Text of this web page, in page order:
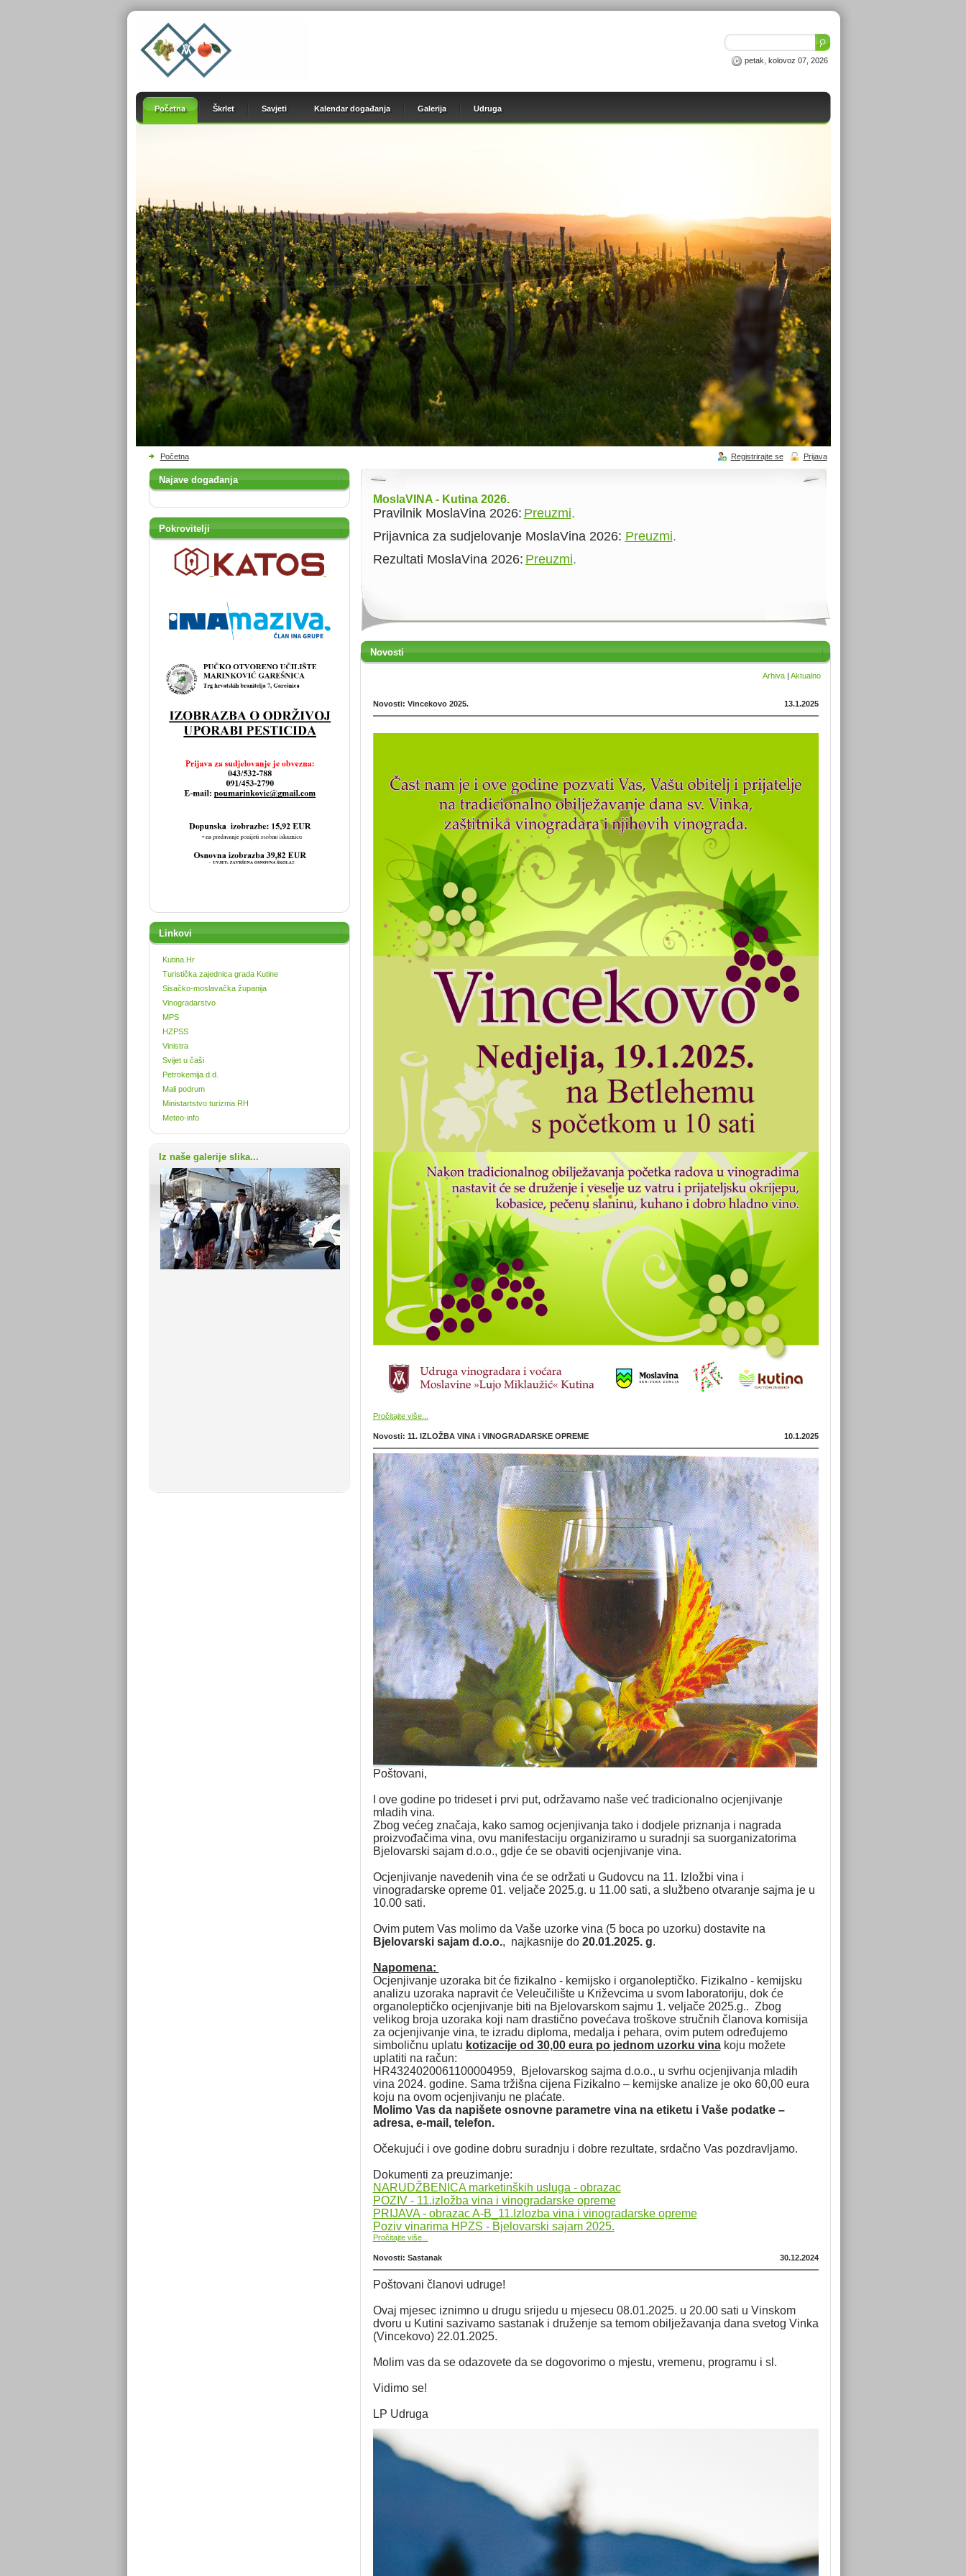
petak, kolovoz 07, 2026
Početna Škrlet Savjeti Kalendar događanja Galerija Udruga
Početna Prijava
Registrirajte se
Najave događanja
Pokrovitelji
Linkovi
Kutina.Hr
Turistička zajednica grada Kutine
Sisačko-moslavačka županija
Vinogradarstvo
MPS
HZPSS
Vinistra
Svijet u čaši
Petrokemija d.d.
Mali podrum
Ministartstvo turizma RH
Meteo-info
Iz naše galerije slika...
MoslaVINA - Kutina 2026.
Pravilnik MoslaVina 2026: Preuzmi.
Prijavnica za sudjelovanje MoslaVina 2026: Preuzmi.
Rezultati MoslaVina 2026: Preuzmi.
Novosti
Arhiva| Aktualno
Novosti: Vincekovo 2025. 13.1.2025
Pročitajte više...
Novosti: 11. IZLOŽBA VINA i VINOGRADARSKE OPREME 10.1.2025
Poštovani,
I ove godine po trideset i prvi put, održavamo naše već tradicionalno ocjenjivanje
mladih vina.
Zbog većeg značaja, kako samog ocjenjivanja tako i dodjele priznanja i nagrada
proizvođačima vina, ovu manifestaciju organiziramo u suradnji sa suorganizatorima
Bjelovarski sajam d.o.o., gdje će se obaviti ocjenjivanje vina.
Ocjenjivanje navedenih vina će se održati u Gudovcu na 11. Izložbi vina i
vinogradarske opreme 01. veljače 2025.g. u 11.00 sati, a službeno otvaranje sajma je u
10.00 sati.
Ovim putem Vas molimo da Vaše uzorke vina (5 boca po uzorku) dostavite na
Bjelovarski sajam d.o.o., najkasnije do20.01.2025. g.
Napomena:
Ocjenjivanje uzoraka bit će fizikalno - kemijsko i organoleptičko. Fizikalno - kemijsku
analizu uzoraka napravit će Veleučilište u Križevcima u svom laboratoriju, dok će
organoleptičko ocjenjivanje biti na Bjelovarskom sajmu 1. veljače 2025.g.. Zbog
velikog broja uzoraka koji nam drastično povećava troškove stručnih članova komisija
za ocjenjivanje vina, te izradu diploma, medalja i pehara, ovim putem određujemo
simboličnu uplatu kotizacije od 30,00 eura po jednom uzorku vinakoju možete
uplatiti na račun:
HR4324020061100004959, Bjelovarskog sajma d.o.o., u svrhu ocjenjivanja mladih
vina 2024. godine. Sama tržišna cijena Fizikalno – kemijske analize je oko 60,00 eura
koju na ovom ocjenjivanju ne plaćate.
Molimo Vas da napišete osnovne parametre vina na etiketu i Vaše podatke –
adresa, e-mail, telefon.
Očekujući i ove godine dobru suradnju i dobre rezultate, srdačno Vas pozdravljamo.
Dokumenti za preuzimanje:
NARUDŽBENICA marketinških usluga - obrazac
POZIV - 11.izložba vina i vinogradarske opreme
PRIJAVA - obrazac A-B_11.Izlozba vina i vinogradarske opreme
Poziv vinarima HPZS - Bjelovarski sajam 2025.
Pročitajte više...
Novosti: Sastanak 30.12.2024
Poštovani članovi udruge!
Ovaj mjesec iznimno u drugu srijedu u mjesecu 08.01.2025. u 20.00 sati u Vinskom
dvoru u Kutini sazivamo sastanak i druženje sa temom obilježavanja dana svetog Vinka
(Vincekovo) 22.01.2025.
Molim vas da se odazovete da se dogovorimo o mjestu, vremenu, programu i sl.
Vidimo se!
LP Udruga